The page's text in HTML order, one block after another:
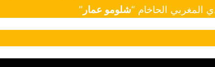
المغربي الحاخام “شلومو عمار ”